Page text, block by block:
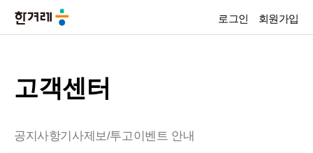
로그인 회원가입
고객센터
공지사항기사제보/투고이벤트 안내